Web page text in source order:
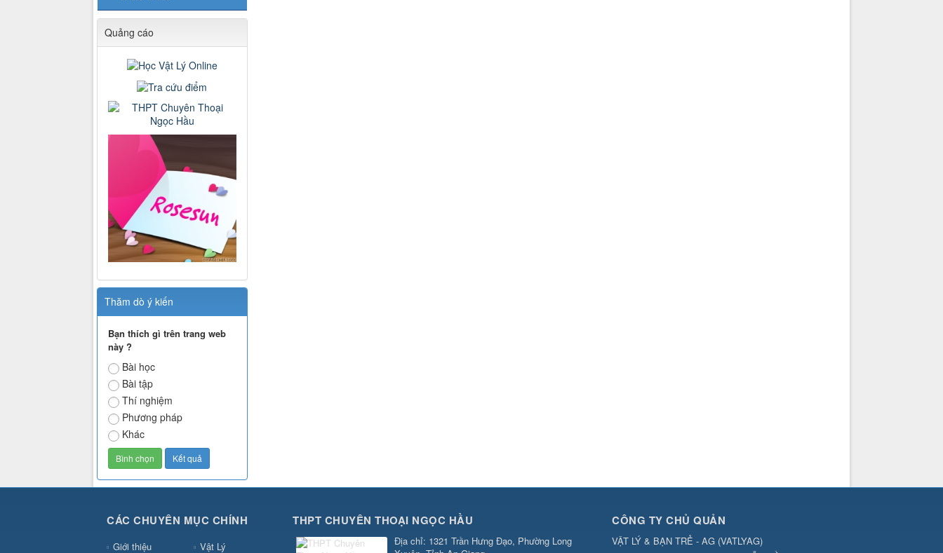
Quảng cáo
Thăm dò ý kiến
Bạn thích gì trên trang web
này ?
Bài học
Bài tập
Thí nghiệm
Phương pháp
Khác
CÁC CHUYÊN MỤC CHÍNH
Giới thiệu Vật Lý
THPT CHUYÊN THOẠI NGỌC HẦU
Địa chỉ: 1321 Trần Hưng Đạo, Phường Long
CÔNG TY CHỦ QUẢN
VẬT LÝ & BẠN TRẺ - AG (VATLYAG)